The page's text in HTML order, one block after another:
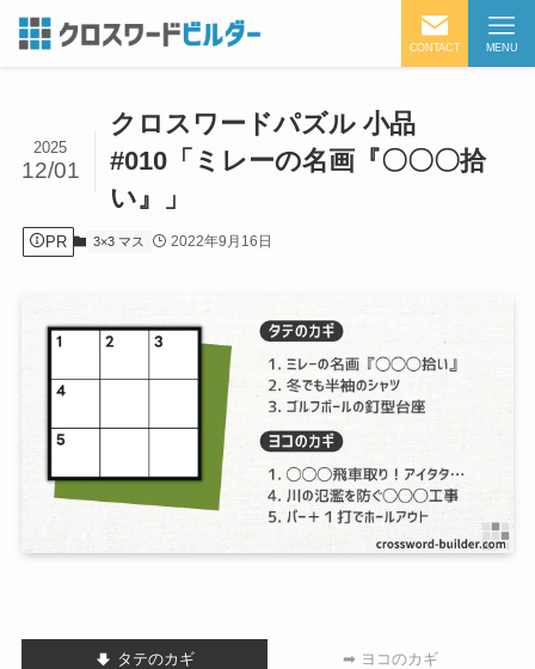
CONTACT MENU
クロスワードパズル 小品
#010「ミレーの名画『〇〇〇拾
い』」
2025
12/01
PR 3×3 マス 2022年9月16日
タテのカギ ➡ ヨコのカギ